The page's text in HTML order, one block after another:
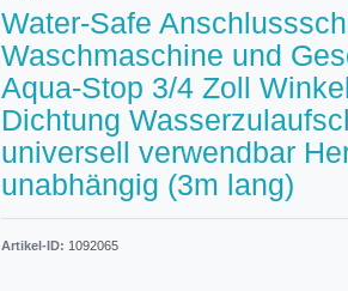
Water-Safe
Waschmaschine und
Aqua-Stop 3/4 Zoll
Dichtung
universell verwendbar
unabhängig (3m lang)
Artikel-ID: 1092065